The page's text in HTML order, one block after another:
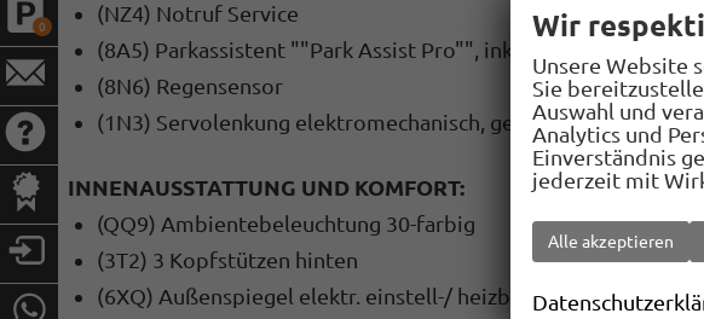
0
(NZ4) Notruf Service
(8A5) Parkassistent ""Park Assist Pro"", inkl. Einparkhilfe
(8N6) Regensensor
(1N3) Servolenkung elektromechanisch,
INNENAUSSTATTUNG UND KOMFORT:
(QQ9) Ambientebeleuchtung 30-farbig
(3T2) 3 Kopfstützen hinten
(6XQ) Außenspiegel elektr. einstell-/ heizbar und
Wir
Unsere Website
Sie
Auswahl und
Analytics und
Einverständnis
jederzeit mit
Alle akzeptieren